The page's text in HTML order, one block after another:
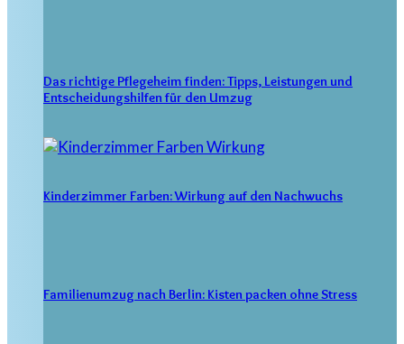
Das richtige Pflegeheim finden: Tipps, Leistungen und
Entscheidungshilfen für den Umzug
Kinderzimmer Farben: Wirkung auf den Nachwuchs
Familienumzug nach Berlin: Kisten packen ohne Stress